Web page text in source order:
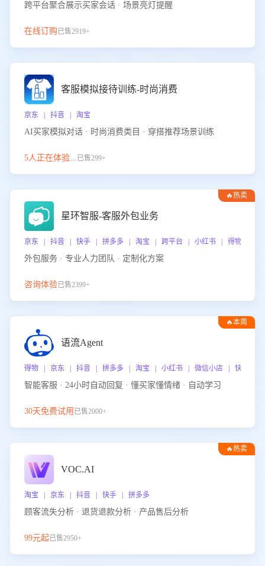
跨平台聚合展示买家会话 · 场景亮灯提醒
在线订购已售2919+
客服模拟接待训练-时尚消费
京东 | 抖音 | 淘宝
AI买家模拟对话 · 时尚消费类目 · 穿搭推荐场景训练
5人正在体验...已售299+
🔥热卖
星环智服-客服外包业务
京东 | 抖音 | 快手 | 拼多多 | 淘宝 | 跨平台 | 小红书 | 得物 | 企
外包服务 · 专业人力团队 · 定制化方案
咨询体验已售2399+
🔥本周
语流Agent
得物 | 京东 | 抖音 | 拼多多 | 淘宝 | 小红书 | 微信小店 | 快手 |
智能客服 · 24小时自动回复 · 懂买家懂情绪 · 自动学习
30天免费试用 已售2000+
🔥热卖
VOC.AI
淘宝 | 京东 | 抖音 | 快手 | 拼多多
顾客流失分析 · 退货退款分析 · 产品售后分析
99元起已售2950+